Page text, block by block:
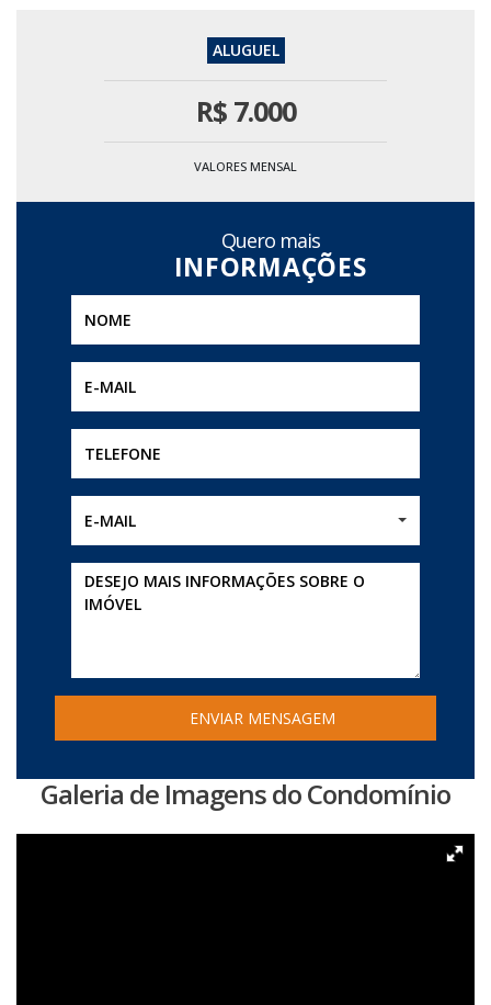
R$7.000
VALORES MENSAL
Quero mais
E-MAIL
Galeria de Imagens do Condomínio